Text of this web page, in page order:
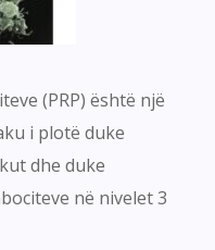
(PRP) është një
i plotë duke
dhe duke
në nivelet 3